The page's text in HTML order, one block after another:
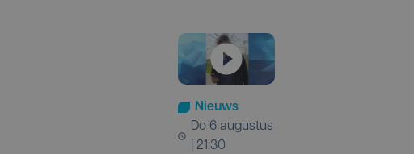
Nieuws
do 6 augustus
| 21:30